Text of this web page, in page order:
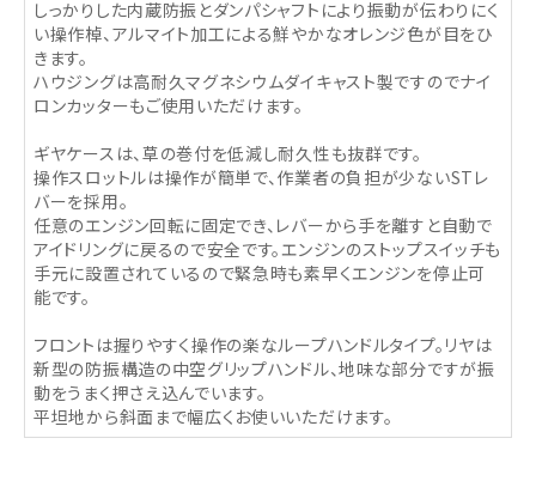
しっかりした内蔵防振とダンパシャフトにより振動が伝わりにく
い操作棹、アルマイト加工による鮮やかなオレンジ色が目をひ
きます。
ハウジングは高耐久マグネシウムダイキャスト製ですのでナイ
ロンカッターもご使用いただけます。
ギヤケースは、草の巻付を低減し耐久性も抜群です。
操作スロットルは操作が簡単で、作業者の負担が少ないSTレ
バーを採用。
任意のエンジン回転に固定でき、レバーから手を離すと自動で
アイドリングに戻るので安全です。エンジンのストップスイッチも
手元に設置されているので緊急時も素早くエンジンを停止可
能です。
フロントは握りやすく操作の楽なループハンドルタイプ。リヤは
新型の防振構造の中空グリップハンドル、地味な部分ですが振
動をうまく押さえ込んでいます。
平坦地から斜面まで幅広くお使いいただけます。